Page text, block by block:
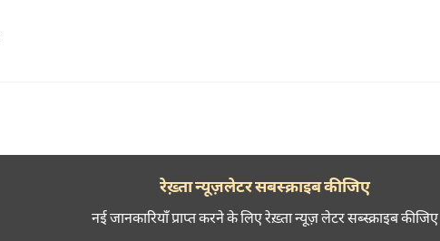
रेख़्ता न्यूज़लेटर सबस्क्राइब कीजिए
नई जानकारियाँ प्राप्त करने के लिए रेख़्ता न्यूज़ लेटर सब्स्क्राइब कीजिए